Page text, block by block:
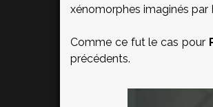
xénomorphes imaginés par
Comme ce fut le cas pour
précédents.